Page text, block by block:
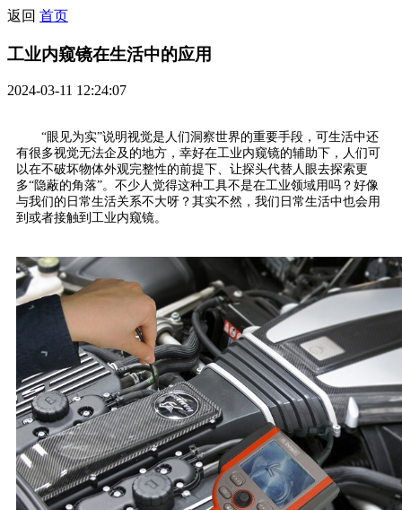
返回 首页
工业内窥镜在生活中的应用
2024-03-11 12:24:07
“眼见为实”说明视觉是人们洞察世界的重要手段，可生活中还
有很多视觉无法企及的地方，幸好在工业内窥镜的辅助下，人们可
以在不破坏物体外观完整性的前提下、让探头代替人眼去探索更
多“隐蔽的角落”。不少人觉得这种工具不是在工业领域用吗？好像
与我们的日常生活关系不大呀？其实不然，我们日常生活中也会用
到或者接触到工业内窥镜。